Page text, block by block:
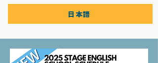
日本語